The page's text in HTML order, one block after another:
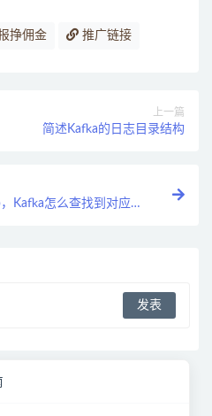
挣佣金 推广链接
上一篇
简述Kafka的日志目录结构
Kafka怎么查找到对应的